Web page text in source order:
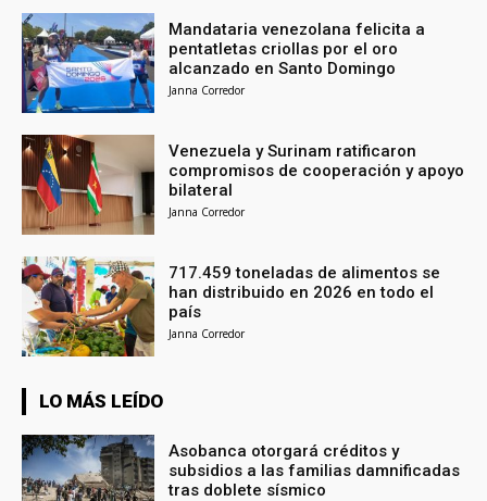
Mandataria venezolana felicita a
pentatletas criollas por el oro
alcanzado en Santo Domingo
Janna Corredor
Venezuela y Surinam ratificaron
compromisos de cooperación y apoyo
bilateral
Janna Corredor
717.459 toneladas de alimentos se
han distribuido en 2026 en todo el
país
Janna Corredor
LO MÁS LEÍDO
Asobanca otorgará créditos y
subsidios a las familias damnificadas
tras doblete sísmico